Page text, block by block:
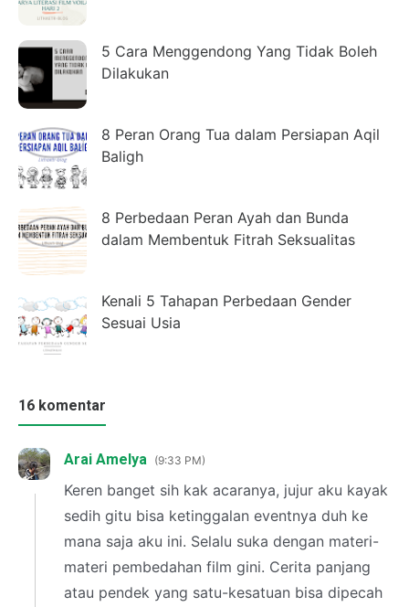
5 Cara Menggendong Yang Tidak Boleh
Dilakukan
8 Peran Orang Tua dalam Persiapan Aqil
Baligh
8 Perbedaan Peran Ayah dan Bunda
dalam Membentuk Fitrah Seksualitas
Kenali 5 Tahapan Perbedaan Gender
Sesuai Usia
16 komentar
Arai Amelya 9:33 PM
Keren banget sih kak acaranya, jujur aku kayak
sedih gitu bisa ketinggalan eventnya duh ke
mana saja aku ini. Selalu suka dengan materi-
materi pembedahan film gini. Cerita panjang
atau pendek yang satu-kesatuan bisa dipecah